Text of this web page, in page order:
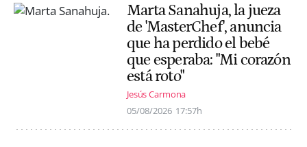
Marta Sanahuja, la jueza
de 'MasterChef', anuncia
que ha perdido el bebé
que esperaba: "Mi corazón
está roto"
Jesús Carmona
05/08/2026 17:57h